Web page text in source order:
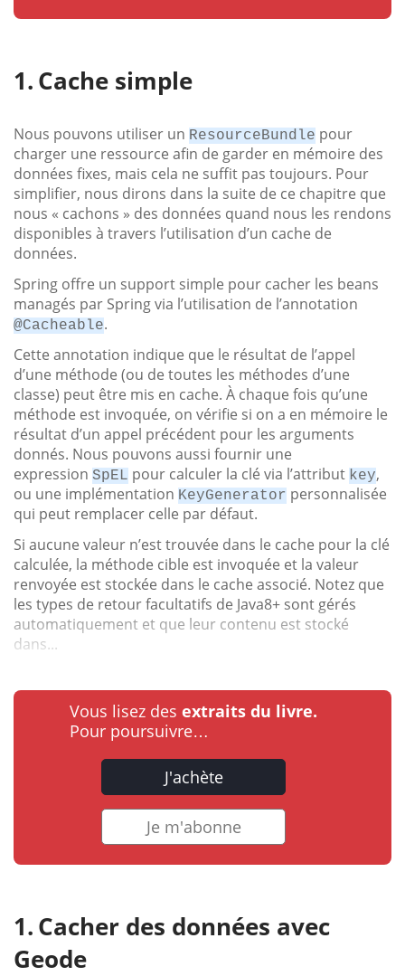
Cache simple
Nous pouvons utiliser un ResourceBundle pour
charger une ressource afin de garder en mémoire des
données fixes, mais cela ne suffit pas toujours. Pour
simplifier, nous dirons dans la suite de ce chapitre que
nous « cachons » des données quand nous les rendons
disponibles à travers l’utilisation d’un cache de
données.
Spring offre un support simple pour cacher les beans
managés par Spring via l’utilisation de l’annotation
@Cacheable.
Cette annotation indique que le résultat de l’appel
d’une méthode (ou de toutes les méthodes d’une
classe) peut être mis en cache. À chaque fois qu’une
méthode est invoquée, on vérifie si on a en mémoire le
résultat d’un appel précédent pour les arguments
donnés. Nous pouvons aussi fournir une
expression SpEL pour calculer la clé via l’attribut key,
ou une implémentation KeyGenerator personnalisée
qui peut remplacer celle par défaut.
Si aucune valeur n’est trouvée dans le cache pour la clé
calculée, la méthode cible est invoquée et la valeur
renvoyée est stockée dans le cache associé. Notez que
les types de retour facultatifs de Java8+ sont gérés
automatiquement et que leur contenu est stocké
dans...
Vous lisez des extraits du livre.
Pour poursuivre…
J'achète
Je m'abonne
Cacher des données avec
Geode